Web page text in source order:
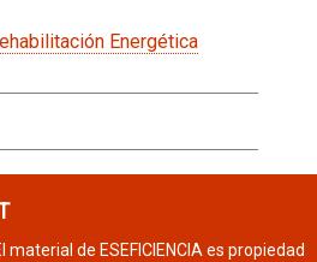
Energética
de ESEFICIENCIA es propiedad